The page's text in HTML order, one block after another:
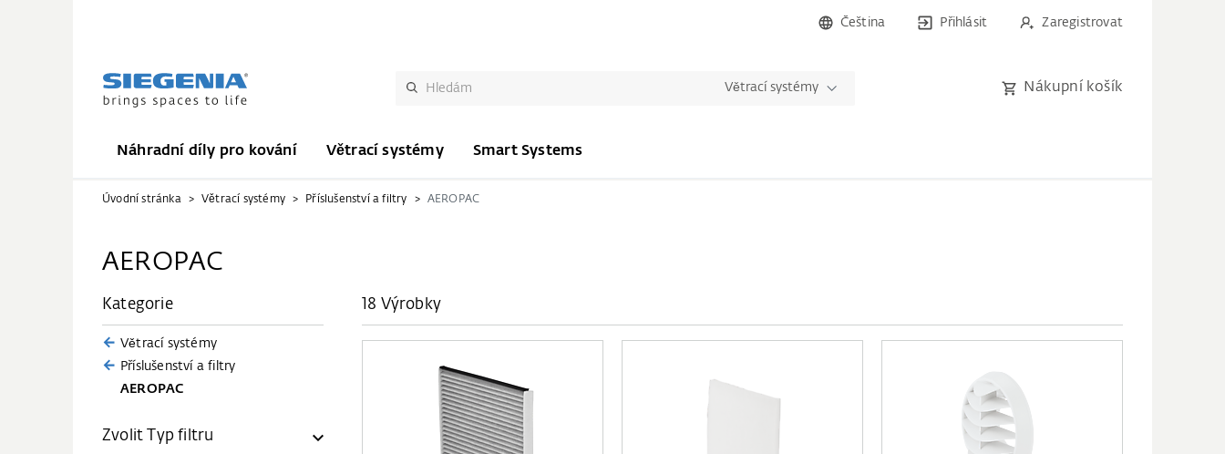
Čeština Přihlásit Zaregistrovat
Větrací systémy Nákupní košík
Náhradní díly pro kování Větrací systémy Smart Systems
Úvodní stránka Větrací systémy Příslušenství a filtry AEROPAC
AEROPAC
Kategorie
Větrací systémy
Příslušenství a filtry
AEROPAC
Zvolit Typ filtru
18 Výrobky